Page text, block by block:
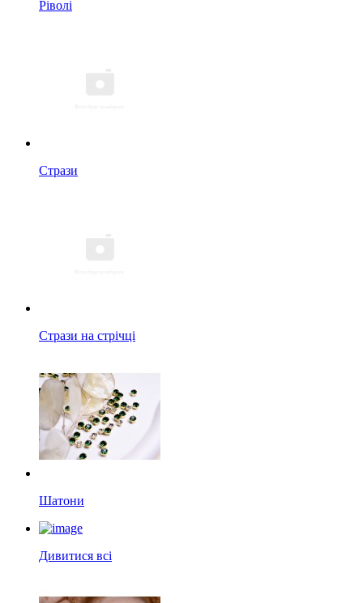
Ріволі
Стрази
Стрази на стрічці
Шатони
Дивитися всі